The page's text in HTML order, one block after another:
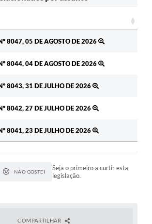
8047, 05 DE AGOSTO DE 2026
8044, 04 DE AGOSTO DE 2026
8043, 31 DE JULHO DE 2026
8042, 27 DE JULHO DE 2026
8041, 23 DE JULHO DE 2026
NÃO GOSTEI
Seja o primeiro a curtir esta
legislação.
COMPARTILHAR